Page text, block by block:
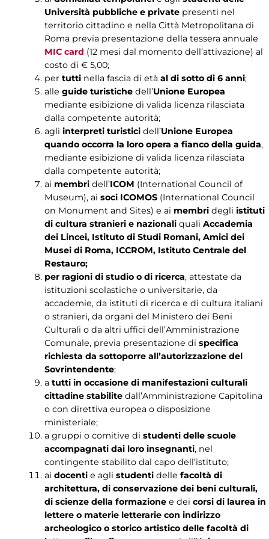
Università pubbliche e privatepresenti nel
territorio cittadino e nella Città Metropolitana di
Roma previa presentazione della tessera annuale
MIC card (12 mesi dal momento dell’attivazione) al
costo di € 5,00;
per tuttinella fascia di età al di sotto di 6 anni;
alle guide turistichedell’Unione Europea
mediante esibizione di valida licenza rilasciata
dalla competente autorità;
agli interpreti turisticidell’Unione Europea
quando occorra la loro opera a fianco della guida,
mediante esibizione di valida licenza rilasciata
dalla competente autorità;
ai membridell’ICOM (International Council of
Museum), ai soci ICOMOS(International Council
on Monument and Sites) e ai membridegli istituti
di cultura stranieri e nazionali quali Accademia
dei Lincei, Istituto di Studi Romani, Amici dei
Musei di Roma, ICCROM, Istituto Centrale del
Restauro;
per ragioni di studio o di ricerca, attestate da
istituzioni scolastiche o universitarie, da
accademie, da istituti di ricerca e di cultura italiani
o stranieri, da organi del Ministero dei Beni
Culturali o da altri uffici dell’Amministrazione
Comunale, previa presentazione di specifica
richiesta da sottoporre all’autorizzazione del
Sovrintendente;
a tutti in occasione di manifestazioni culturali
cittadine stabilitedall’Amministrazione Capitolina
o con direttiva europea o disposizione
ministeriale;
a gruppi o comitive di studenti delle scuole
accompagnati dai loro insegnanti, nel
contingente stabilito dal capo dell’istituto;
ai docentie agli studenti delle facoltà di
architettura, di conservazione dei beni culturali,
di scienze della formazionee dei corsi di laurea in
lettere o materie letterarie con indirizzo
archeologico o storico artistico delle facoltà di